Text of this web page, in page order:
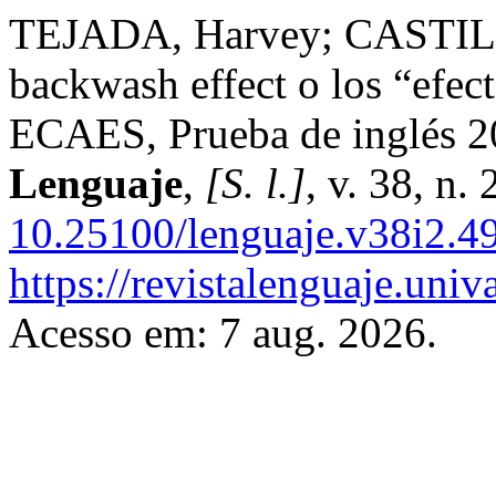
TEJADA, Harvey;
backwash effect o los
ECAES, Prueba de inglés
Lenguaje, [S. l.], v. 38, n.
10.25100/
https://
Acesso em: 7 aug. 2026.